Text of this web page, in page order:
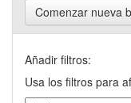
Comenzar nueva
Añadir filtros:
Usa los filtros para